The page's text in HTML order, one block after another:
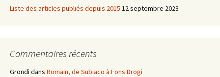
Liste des articles publiés depuis 2015 12 septembre 2023
Commentaires récents
Grondi dans Romain, de Subiaco à Fons Drogi